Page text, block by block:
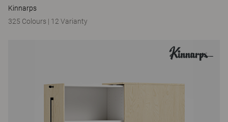
Kinnarps
325 Colours | 12 Varianty